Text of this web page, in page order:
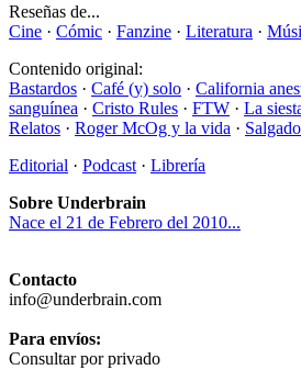
Reseñas de...
Cine · Cómic · Fanzine · Literatura ·
Contenido original:
Bastardos · Café (y) solo · California
sanguínea · Cristo Rules · FTW · La
Relatos · Roger McOg y la vida ·
Editorial · Podcast · Librería
Sobre Underbrain
Nace el 21 de Febrero del 2010...
Contacto
info@underbrain.com
Para envíos:
Consultar por privado